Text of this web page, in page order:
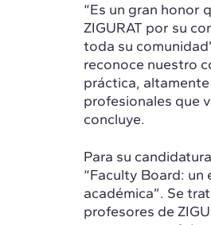
“Es un gran honor
ZIGURAT por su
toda su
reconoce nuestro
práctica,
profesionales que
concluye.
Para su
“Faculty Board: un
académica”. Se
profesores de